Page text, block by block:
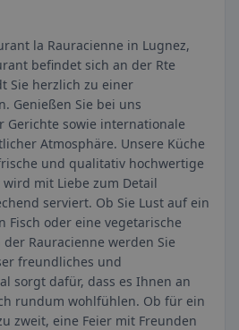
la Rauracienne in Lugnez,
befindet sich an der Rte
Sie herzlich zu einer
Genießen Sie bei uns
Gerichte sowie internationale
Atmosphäre. Unsere Küche
und qualitativ hochwertige
wird mit Liebe zum Detail
serviert. Ob Sie Lust auf ein
Fisch oder eine vegetarische
Rauracienne werden Sie
freundliches und
sorgt dafür, dass es Ihnen an
rundum wohlfühlen. Ob für ein
zweit, eine Feier mit Freunden